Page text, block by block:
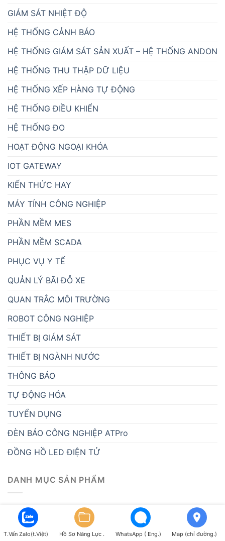
GIÁM SÁT NHIỆT ĐỘ
HỆ THỐNG CẢNH BÁO
HỆ THỐNG GIÁM SÁT SẢN XUẤT – HỆ THỐNG ANDON
HỆ THỐNG THU THẬP DỮ LIỆU
HỆ THỐNG XẾP HÀNG TỰ ĐỘNG
HỆ THỐNG ĐIỀU KHIỂN
HỆ THỐNG ĐO
HOẠT ĐỘNG NGOẠI KHÓA
IOT GATEWAY
KIẾN THỨC HAY
MÁY TÍNH CÔNG NGHIỆP
PHẦN MỀM MES
PHẦN MỀM SCADA
PHỤC VỤ Y TẾ
QUẢN LÝ BÃI ĐỖ XE
QUAN TRẮC MÔI TRƯỜNG
ROBOT CÔNG NGHIỆP
THIẾT BỊ GIÁM SÁT
THIẾT BỊ NGÀNH NƯỚC
THÔNG BÁO
TỰ ĐỘNG HÓA
TUYỂN DỤNG
ĐÈN BÁO CÔNG NGHIỆP ATPro
ĐỒNG HỒ LED ĐIỆN TỬ
DANH MỤC SẢN PHẨM
ATSCADA - PHẦN MỀM SCADA
BỘ NGUỒN AC-DC
T.Vấn Zalo(t.Việt) Hồ Sơ Năng Lực . WhatsApp ( Eng.) Map (chỉ đường.)